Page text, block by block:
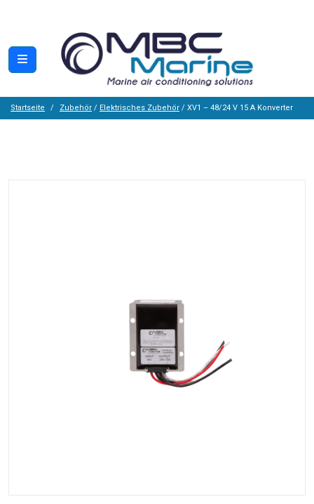
Startseite Zubehör / Elektrisches Zubehör / XV1 – 48/24 V 15 A Konverter